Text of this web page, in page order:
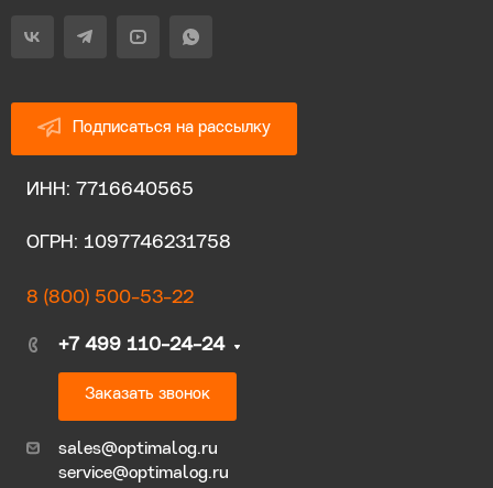
Подписаться на рассылку
ИНН: 7716640565
ОГРН: 1097746231758
8 (800) 500-53-22
+7 499 110-24-24
Заказать звонок
sales@optimalog.ru
service@optimalog.ru